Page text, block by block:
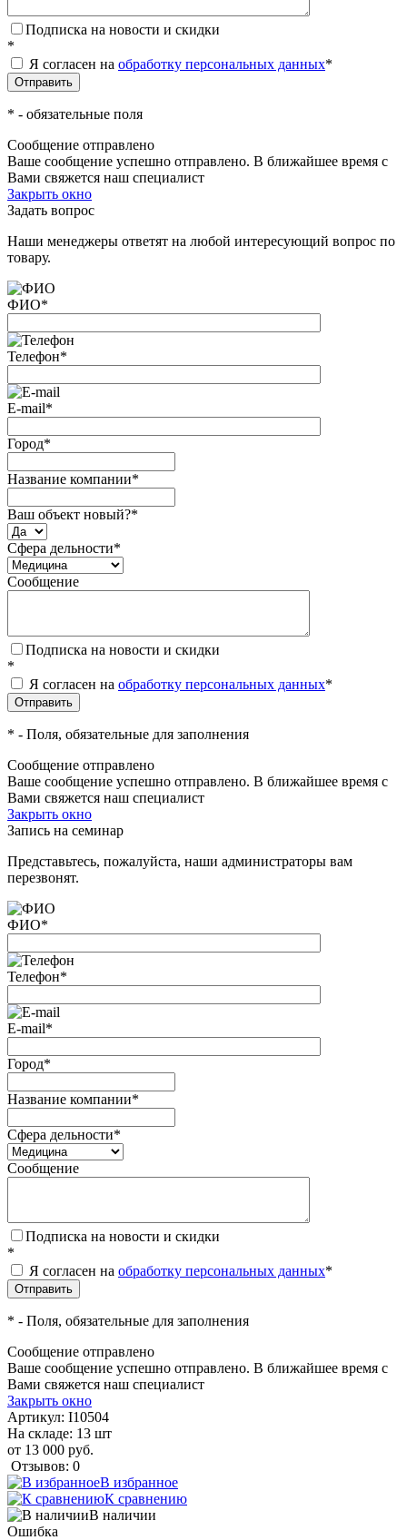
Подписка на новости и скидки
*
Я согласен на обработку персональных данных*
* - обязательные поля
Сообщение отправлено
Ваше сообщение успешно отправлено. В ближайшее время с
Вами свяжется наш специалист
Закрыть окно
Задать вопрос
Наши менеджеры ответят на любой интересующий вопрос по
товару.
ФИО*
Телефон*
E-mail*
Город*
Название компании*
Ваш объект новый?*
Сфера дельности*
Сообщение
Подписка на новости и скидки
*
Я согласен на обработку персональных данных*
* - Поля, обязательные для заполнения
Сообщение отправлено
Ваше сообщение успешно отправлено. В ближайшее время с
Вами свяжется наш специалист
Закрыть окно
Запись на семинар
Представьтесь, пожалуйста, наши администраторы вам
перезвонят.
ФИО*
Телефон*
E-mail*
Город*
Название компании*
Сфера дельности*
Сообщение
Подписка на новости и скидки
*
Я согласен на обработку персональных данных*
* - Поля, обязательные для заполнения
Сообщение отправлено
Ваше сообщение успешно отправлено. В ближайшее время с
Вами свяжется наш специалист
Закрыть окно
Артикул: I10504
На складе: 13 шт
от 13 000 руб.
Отзывов: 0
В избранное
К сравнению
В наличии
Ошибка